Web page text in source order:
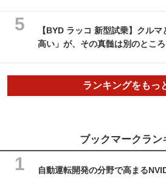
【BYD ラッコ 新型試乗】クル
高い」が、その真髄は別のとこ
ランキングをもっ
ブックマークラン
自動運転開発の分野で高まる